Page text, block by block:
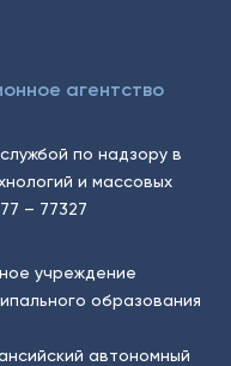
агентство
по надзору в
и массовых
– 77327
учреждение
образования
автономный